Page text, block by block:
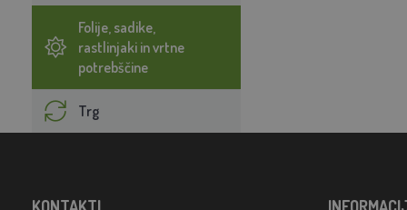
Folije, sadike,
rastlinjaki in vrtne
potrebščine
Trg